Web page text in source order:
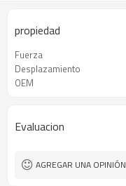
propiedad
Fuerza
Desplazamiento
OEM
Evaluacion
AGREGAR UNA OPINIÓN